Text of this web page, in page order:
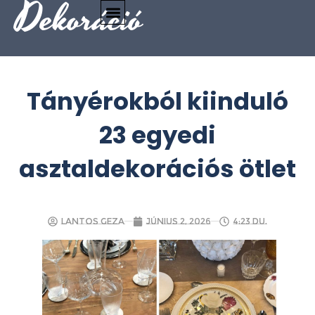
Dekoráció
Tányérokból kiinduló
23 egyedi
asztaldekorációs ötlet
Lantos Geza június 2, 2026 4:23 du.